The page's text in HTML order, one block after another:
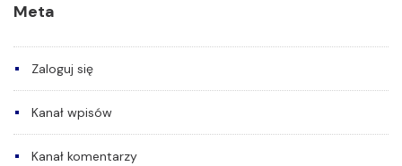
Meta
Zaloguj się
Kanał wpisów
Kanał komentarzy